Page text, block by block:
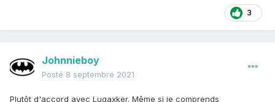
3
Johnnieboy
Posté 8 septembre 2021
Plutôt d'accord avec Lugaxker. Même si je comprends